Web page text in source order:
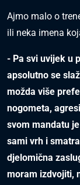
Ajmo malo o
ili neka imena
- Pa svi uvijek u
apsolutno se
možda više
nogometa,
svom mandatu
sami vrh i
djelomična
moram izdvojiti,